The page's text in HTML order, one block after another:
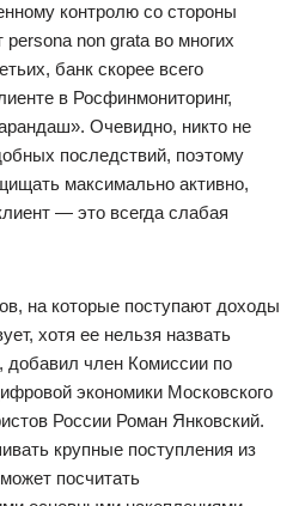
контролю со стороны
non grata во многих
банк скорее всего
в Росфинмониторинг,
Очевидно, никто не
последствий, поэтому
максимально активно,
— это всегда слабая
на которые поступают доходы
хотя ее нельзя назвать
добавил член Комиссии по
экономики Московского
России Роман Янковский.
крупные поступления из
посчитать